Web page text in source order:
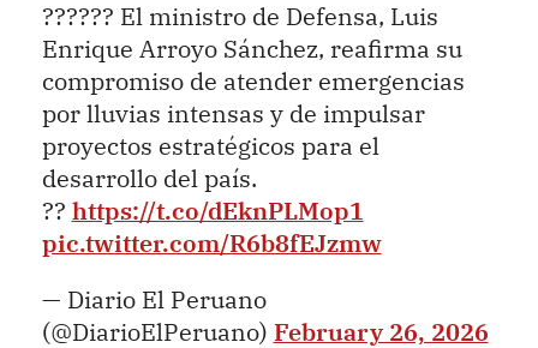
?????? El ministro de Defensa, Luis
Enrique Arroyo Sánchez, reafirma su
compromiso de atender emergencias
por lluvias intensas y de impulsar
proyectos estratégicos para el
desarrollo del país.
?? https://t.co/dEknPLMop1
pic.twitter.com/R6b8fEJzmw
— Diario El Peruano
(@DiarioElPeruano) February 26, 2026